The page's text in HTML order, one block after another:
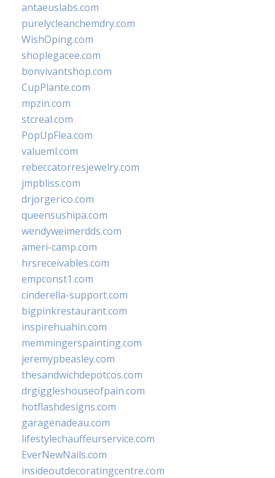
antaeuslabs.com
purelycleanchemdry.com
WishOping.com
shoplegacee.com
bonvivantshop.com
CupPlante.com
mpzin.com
stcreal.com
PopUpFlea.com
valueml.com
rebeccatorresjewelry.com
jmpbliss.com
drjorgerico.com
queensushipa.com
wendyweimerdds.com
ameri-camp.com
hrsreceivables.com
empconst1.com
cinderella-support.com
bigpinkrestaurant.com
inspirehuahin.com
memmingerspainting.com
jeremypbeasley.com
thesandwichdepotcos.com
drgiggleshouseofpain.com
hotflashdesigns.com
garagenadeau.com
lifestylechauffeurservice.com
EverNewNails.com
insideoutdecoratingcentre.com